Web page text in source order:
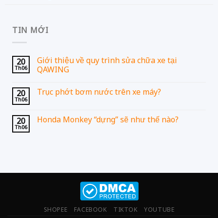
TIN MỚI
20
Th06
Giới thiệu về quy trình sửa chữa xe tại
QAWING
20
Th06
Trục phớt bơm nước trên xe máy?
20
Th06
Honda Monkey “dựng” sẽ như thế nào?
SHOPEE FACEBOOK TIKTOK YOUTUBE